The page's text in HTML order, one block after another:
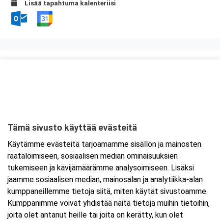
Lisää tapahtuma kalenteriisi
Tarkempi kartta ja ajo-ohjeet
Tämä sivusto käyttää evästeitä
Käytämme evästeitä tarjoamamme sisällön ja mainosten
räätälöimiseen, sosiaalisen median ominaisuuksien
tukemiseen ja kävijämäärämme analysoimiseen. Lisäksi
jaamme sosiaalisen median, mainosalan ja analytiikka-alan
kumppaneillemme tietoja siitä, miten käytät sivustoamme.
Kumppanimme voivat yhdistää näitä tietoja muihin tietoihin,
joita olet antanut heille tai joita on kerätty, kun olet